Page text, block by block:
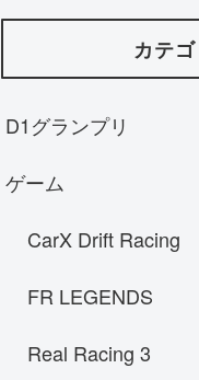
R33スカイライン
RX-8
NA8Cロードスター
S14後期シルビア
インプレッサGC8
ン 2015
A31 セフィーロ
カテ
D1グランプリ
ゲーム
CarX Drift Racing
FR LEGENDS
Real Racing 3